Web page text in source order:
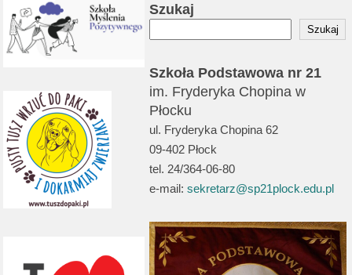
Szukaj
Szukaj
Szkoła Podstawowa nr 21
im. Fryderyka Chopina w
Płocku
ul. Fryderyka Chopina 62
09-402 Płock
tel. 24/364-06-80
e-mail:sekretarz@sp21plock.edu.pl